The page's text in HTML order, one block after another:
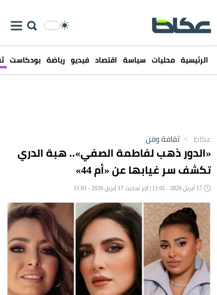
الرئيسية محليات سياسة اقتصاد فيديو رياضة بودكاست
عكاظ > ثقافة وفن
«الدور ذهب لفاطمة الصفي».. هبة الدري
تكشف سر غيابها عن «أم 44»